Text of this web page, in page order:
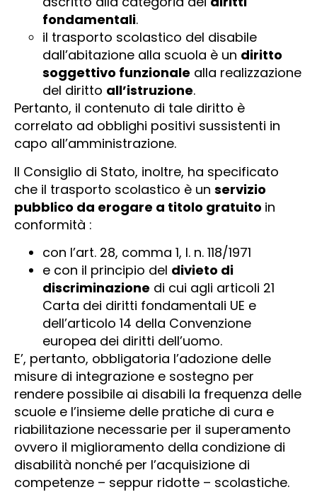
fondamentali.
il trasporto scolastico del disabile
dall’abitazione alla scuola è un diritto
soggettivo funzionale alla realizzazione
del diritto all’istruzione.
Pertanto, il contenuto di tale diritto è
correlato ad obblighi positivi sussistenti in
capo all’amministrazione.
Il Consiglio di Stato, inoltre, ha specificato
che il trasporto scolastico è un servizio
pubblico da erogare a titolo gratuito in
conformità :
con l’art. 28, comma 1, l. n. 118/1971
e con il principio del divieto di
discriminazione di cui agli articoli 21
Carta dei diritti fondamentali UE e
dell’articolo 14 della Convenzione
europea dei diritti dell’uomo.
E’, pertanto, obbligatoria l’adozione delle
misure di integrazione e sostegno per
rendere possibile ai disabili la frequenza delle
scuole e l’insieme delle pratiche di cura e
riabilitazione necessarie per il superamento
ovvero il miglioramento della condizione di
disabilità nonché per l’acquisizione di
competenze – seppur ridotte – scolastiche.